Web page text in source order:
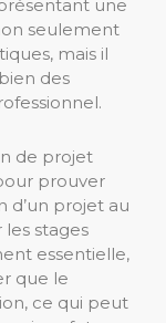
une
seulement
mais il
des
de projet
prouver
d’un projet au
les stages
essentielle,
que le
ce qui peut